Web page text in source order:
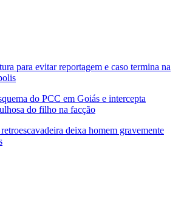
para evitar reportagem e caso termina na
do PCC em Goiás e intercepta
do filho na facção
deixa homem gravemente